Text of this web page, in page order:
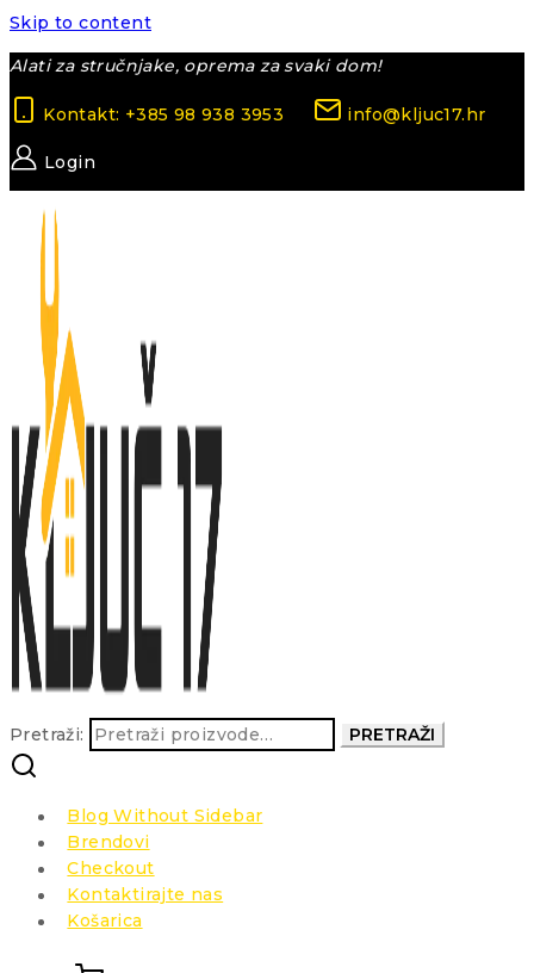
Skip to content
Alati za stručnjake, oprema za svaki dom!
Kontakt: +385 98 938 3953 info@kljuc17.hr
Login
Pretraži: PRETRAŽI
Blog Without Sidebar
Brendovi
Checkout
Kontaktirajte nas
Košarica